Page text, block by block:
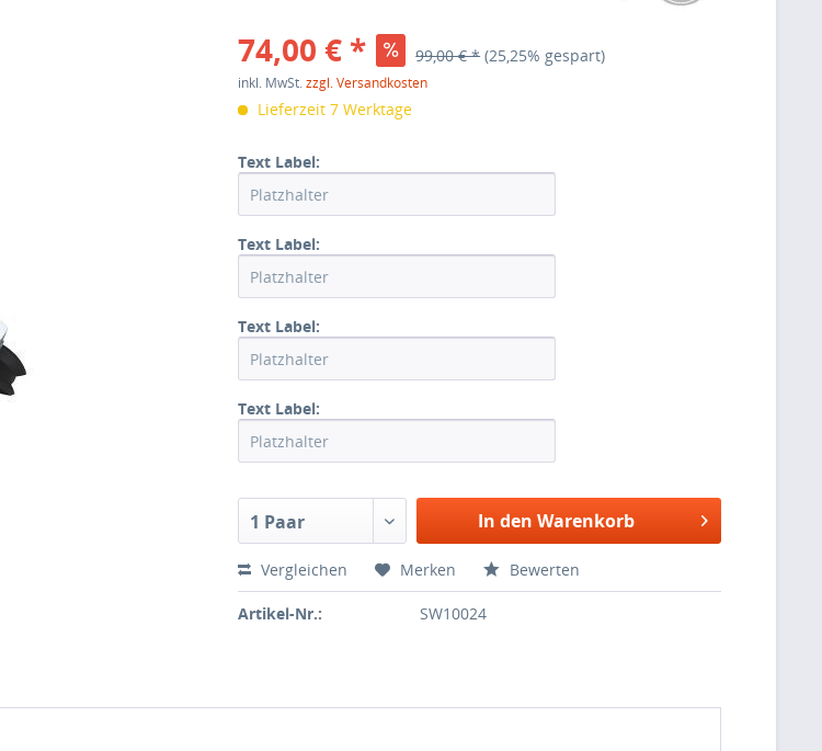
74,00 € * 99,00 € * (25,25% gespart)
inkl. MwSt.zzgl. Versandkosten
Lieferzeit 7 Werktage
Text Label:
Text Label:
Text Label:
Text Label:
1 Paar In den Warenkorb
Vergleichen Merken Bewerten
Artikel-Nr.: SW10024